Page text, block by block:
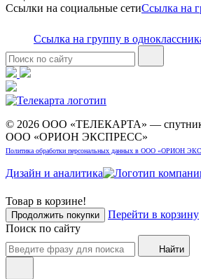
Ссылки на социальные сетиСсылка на
Ссылка на группу в
© 2026 ООО «ТЕЛЕКАРТА» —
ООО «ОРИОН ЭКСПРЕСС»
Политика обработки персональных данных в ООО «ОРИОН
Дизайн и аналитика
Товар в корзине!
Продолжить покупки
Перейти в корзину
Поиск по сайту
Найти